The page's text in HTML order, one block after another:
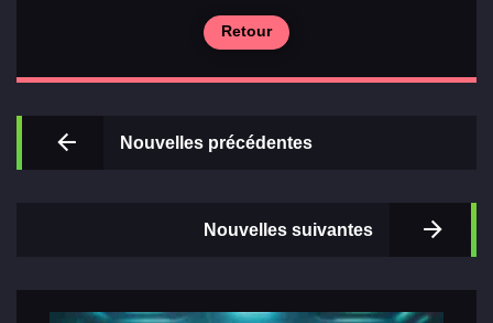
Relations
Retour
Nouvelles précédentes
Nouvelles suivantes